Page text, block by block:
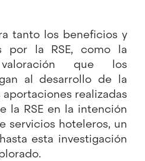
tanto los beneficios y
por la RSE, como la
que los
al desarrollo de la
aportaciones realizadas
la RSE en la intención
servicios hoteleros, un
esta investigación